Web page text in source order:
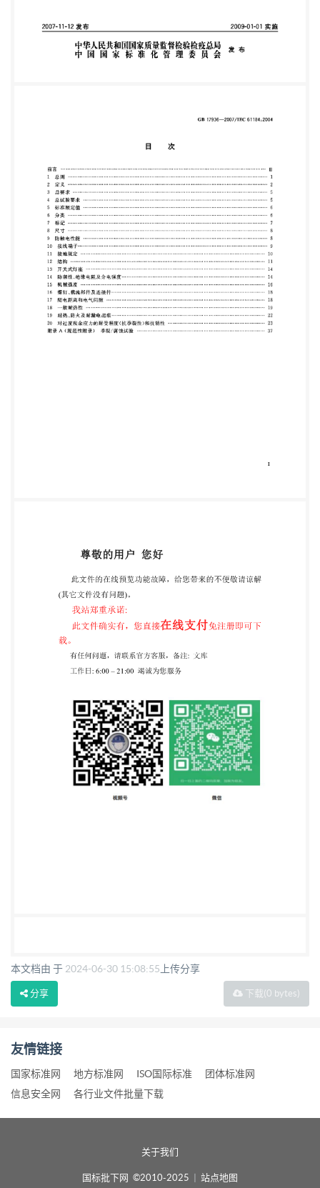
本文档由 于 2024-06-30 15:08:55 上传分享
下载(0 bytes)
分享
友情链接
国家标准网 地方标准网 ISO国际标准
团体标准网
信息安全网
各行业文件批量下载
关于我们
国标批下网 ©2010-2025 站点地图